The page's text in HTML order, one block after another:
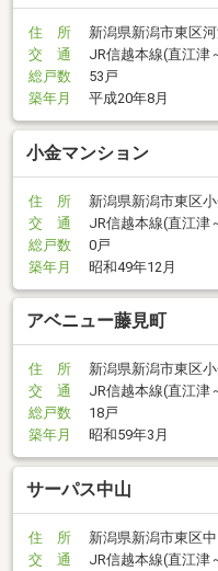
住 所
新潟県新潟市東区
交 通
JR信越本線(直江津
総戸数
53戸
築年月
平成20年8月
小金マンション
住 所
新潟県新潟市東区
交 通
JR信越本線(直江津
総戸数
0戸
築年月
昭和49年12月
アベニュー藤見町
住 所
新潟県新潟市東区
交 通
JR信越本線(直江津
総戸数
18戸
築年月
昭和59年3月
サーパス中山
住 所
新潟県新潟市東区
交 通
JR信越本線(直江津